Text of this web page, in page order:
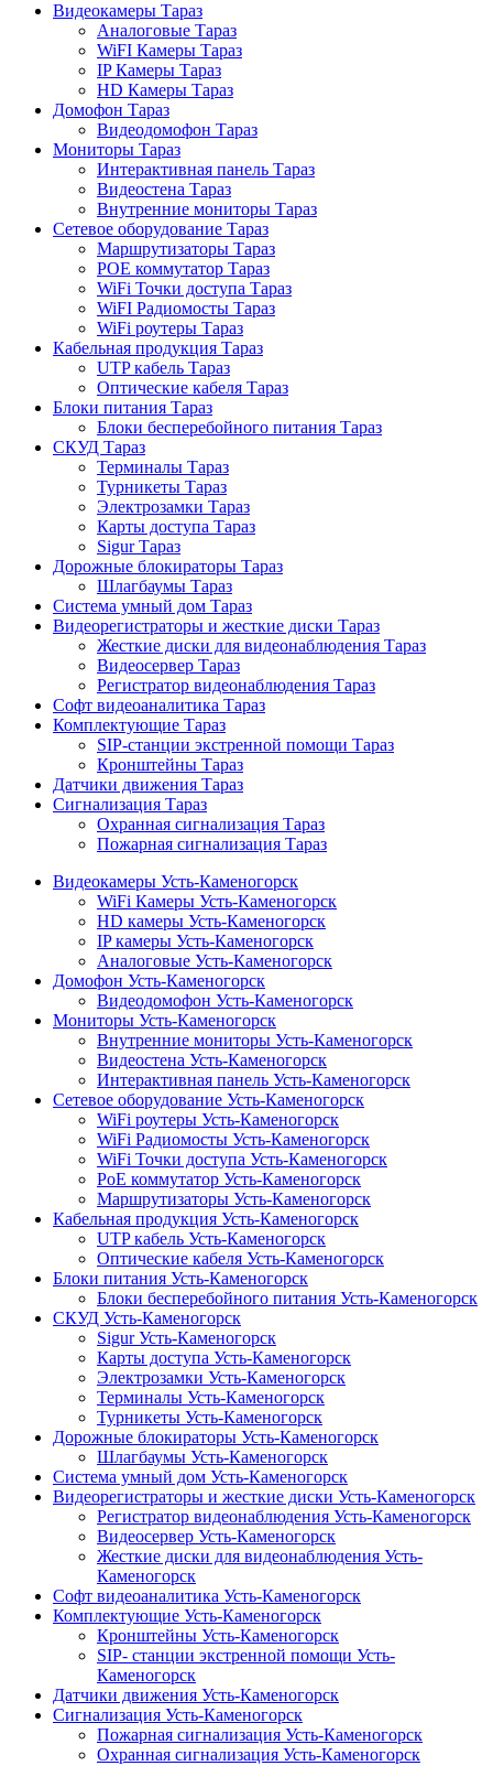
Видеокамеры Тараз
Аналоговые Тараз
WiFI Камеры Тараз
IP Камеры Тараз
HD Камеры Тараз
Домофон Тараз
Видеодомофон Тараз
Мониторы Тараз
Интерактивная панель Тараз
Видеостена Тараз
Внутренние мониторы Тараз
Сетевое оборудование Тараз
Маршрутизаторы Тараз
POE коммутатор Тараз
WiFi Точки доступа Тараз
WiFI Радиомосты Тараз
WiFi роутеры Тараз
Кабельная продукция Тараз
UTP кабель Тараз
Оптические кабеля Тараз
Блоки питания Тараз
Блоки бесперебойного питания Тараз
СКУД Тараз
Терминалы Тараз
Турникеты Тараз
Электрозамки Тараз
Карты доступа Тараз
Sigur Тараз
Дорожные блокираторы Тараз
Шлагбаумы Тараз
Система умный дом Тараз
Видеорегистраторы и жесткие диски Тараз
Жесткие диски для видеонаблюдения Тараз
Видеосервер Тараз
Регистратор видеонаблюдения Тараз
Софт видеоаналитика Тараз
Комплектующие Тараз
SIP-станции экстренной помощи Тараз
Кронштейны Тараз
Датчики движения Тараз
Сигнализация Тараз
Охранная сигнализация Тараз
Пожарная сигнализация Тараз
Видеокамеры Усть-Каменогорск
WiFi Камеры Усть-Каменогорск
HD камеры Усть-Каменогорск
IP камеры Усть-Каменогорск
Аналоговые Усть-Каменогорск
Домофон Усть-Каменогорск
Видеодомофон Усть-Каменогорск
Мониторы Усть-Каменогорск
Внутренние мониторы Усть-Каменогорск
Видеостена Усть-Каменогорск
Интерактивная панель Усть-Каменогорск
Сетевое оборудование Усть-Каменогорск
WiFi роутеры Усть-Каменогорск
WiFi Радиомосты Усть-Каменогорск
WiFi Точки доступа Усть-Каменогорск
PoE коммутатор Усть-Каменогорск
Маршрутизаторы Усть-Каменогорск
Кабельная продукция Усть-Каменогорск
UTP кабель Усть-Каменогорск
Оптические кабеля Усть-Каменогорск
Блоки питания Усть-Каменогорск
Блоки бесперебойного питания Усть-Каменогорск
СКУД Усть-Каменогорск
Sigur Усть-Каменогорск
Карты доступа Усть-Каменогорск
Электрозамки Усть-Каменогорск
Терминалы Усть-Каменогорск
Турникеты Усть-Каменогорск
Дорожные блокираторы Усть-Каменогорск
Шлагбаумы Усть-Каменогорск
Система умный дом Усть-Каменогорск
Видеорегистраторы и жесткие диски Усть-Каменогорск
Регистратор видеонаблюдения Усть-Каменогорск
Видеосервер Усть-Каменогорск
Жесткие диски для видеонаблюдения Усть-
Каменогорск
Софт видеоаналитика Усть-Каменогорск
Комплектующие Усть-Каменогорск
Кронштейны Усть-Каменогорск
SIP- станции экстренной помощи Усть-
Каменогорск
Датчики движения Усть-Каменогорск
Сигнализация Усть-Каменогорск
Пожарная сигнализация Усть-Каменогорск
Охранная сигнализация Усть-Каменогорск